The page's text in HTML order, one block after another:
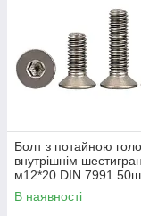
Болт з потайною
внутрішнім
м12*20 DIN 7991
В наявності